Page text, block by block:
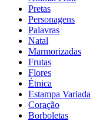
Pretas
Personagens
Palavras
Natal
Marmorizadas
Frutas
Flores
Étnica
Estampa Variada
Coração
Borboletas